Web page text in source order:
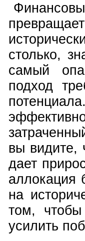
столько,
самый
подход
вы видите,
дает
аллокация
на
том,
усилить